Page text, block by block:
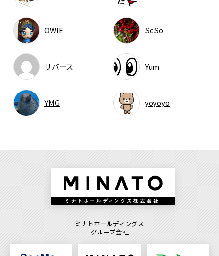
OWIE SoSo
リバース Yum
YMG yoyoyo
ミナトホールディングス
グループ会社